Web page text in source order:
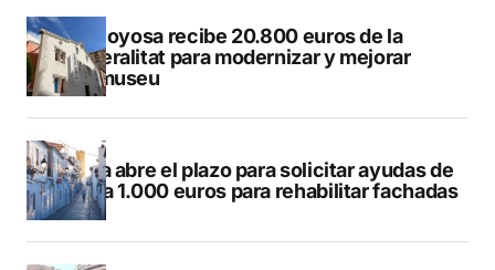
Villajoyosa recibe 20.800 euros de la
Generalitat para modernizar y mejorar
Vilamuseu
Altea abre el plazo para solicitar ayudas de
hasta 1.000 euros para rehabilitar fachadas